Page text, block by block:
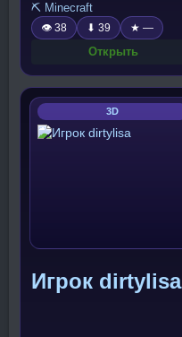
⛏️ Minecraft
👁 38 ⬇ 39 ★ —
Открыть
3D
Игрок dirtylisa